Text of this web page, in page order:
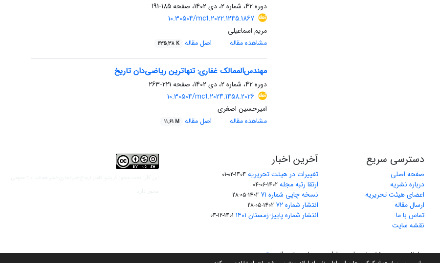
دوره 42، شماره 2، دی 1402، صفحه
185-191
10.30504/mct.2022.1245.1867
مریم اسماعیلی
مشاهده مقاله
اصل مقاله 235.38 K
مهندس‌‌الممالک غفاری: تنهاترین ریاضی‌دان تاریخ
دوره 42، شماره 2، دی 1402، صفحه
221-263
10.30504/mct.2024.1458.2026
امیرحسین اصغری
مشاهده مقاله
اصل مقاله 11.61 M
دسترسی سریع
صفحه اصلی
درباره نشریه
اعضای هیئت تحریریه
ارسال مقاله
تماس با ما
نقشه سایت
آخرین اخبار
تغییرات در هیئت تحریریه 1404-02-01
ارتقا رتبه مجله 1402-06-04
نسخه چاپی شماره ۷۱ 1402-05-28
انتشار شماره ۷۲ 1402-05-28
انتشار شماره پاییز-زمستان ۱۴۰۱ 1401-12-04
سامانه مدیریت نشریات علمی.طراحی و پیاده سازی ازسیناوب